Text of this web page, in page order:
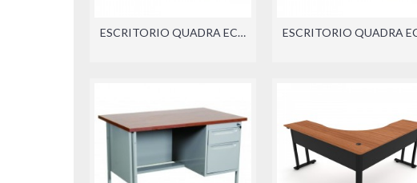
ESCRITORIO QUADRA ECO CON LATERAL (DER./IZQ.)